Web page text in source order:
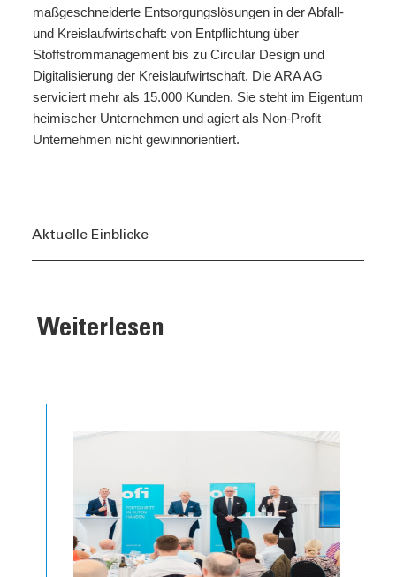
maßgeschneiderte Entsorgungslösungen in der Abfall-
und Kreislaufwirtschaft: von Entpflichtung über
Stoffstrommanagement bis zu Circular Design und
Digitalisierung der Kreislaufwirtschaft. Die ARA AG
serviciert mehr als 15.000 Kunden. Sie steht im Eigentum
heimischer Unternehmen und agiert als Non-Profit
Unternehmen nicht gewinnorientiert.
Aktuelle Einblicke
Weiterlesen